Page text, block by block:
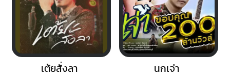
เต้ยสั่งลา นกเจ่า